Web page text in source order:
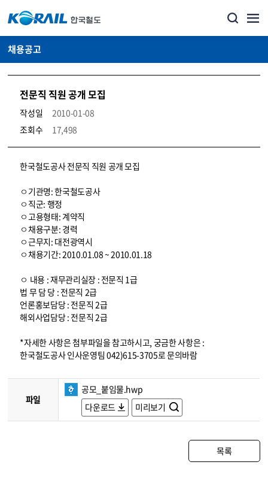
채용공고
전문직 직원 공개 모집
작성일
2010-01-08
조회수
17,498
코레일소개_경영공시_채용공고 상세보기 – 내용, 파일, 담당자 연락처로 구성
한국철도공사 전문직 직원 공개 모집
ㅇ기관명: 한국철도공사
ㅇ직군: 행정
ㅇ고용형태: 계약직
ㅇ채용구분: 경력
ㅇ근무지: 대전광역시
ㅇ채용기간: 2010.01.08 ~ 2010.01.18
ㅇ 내용 : 재무관리실장 : 전문직 1급
법 무 담 당 : 전문직 2급
언론홍보담당 : 전문직 2급
해외사업담당 : 전문직 2급
*자세한 사항은 첨부파일을 참고하시고, 궁금한 사항은 :
한국철도공사 인사운영팀 042)615-3705로 문의바람
파일
공모_붙임물.hwp
다운로드
미리보기
목록